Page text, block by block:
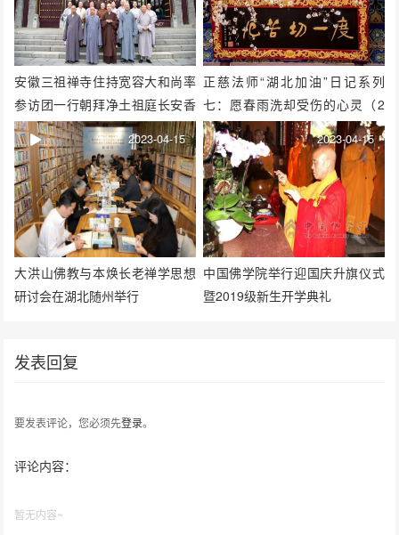
安徽三祖禅寺住持宽容大和尚率
参访团一行朝拜净土祖庭长安香
积寺
正慈法师“湖北加油”日记系列
七：愿春雨洗却受伤的心灵（2
月11日—12日）
大洪山佛教与本焕长老禅学思想
研讨会在湖北随州举行
2023-04-15
中国佛学院举行迎国庆升旗仪式
暨2019级新生开学典礼
2023-04-15
发表回复
要发表评论，您必须先登录。
评论内容：
暂无内容~